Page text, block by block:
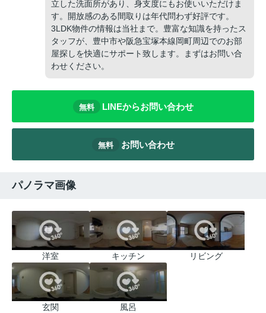
立した洗面所があり、身支度にもお使いいただけま
す。開放感のある間取りは年代問わず好評です。
3LDK物件の情報は当社まで。豊富な知識を持ったス
タッフが、豊中市や阪急宝塚本線岡町周辺でのお部
屋探しを快適にサポート致します。まずはお問い合
わせください。
無料 LINEからお問い合わせ
無料 お問い合わせ
パノラマ画像
洋室 キッチン リビング
玄関 風呂